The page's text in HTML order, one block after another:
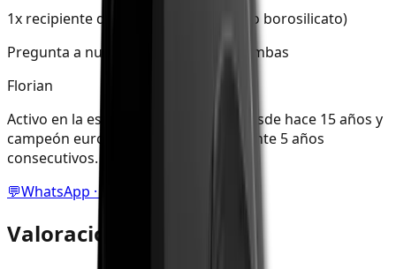
1x recipiente de repuesto Ensō (vidrio borosilicato)
Pregunta a nuestro experto en cachimbas
Florian
Activo en la escena de la cachimba desde hace 15 años y
campeón europeo de cachimba durante 5 años
consecutivos.
💬WhatsApp · 0170 3250234
Valoraciones de clientes